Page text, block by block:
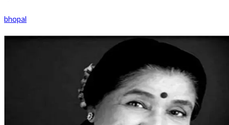
bhopal